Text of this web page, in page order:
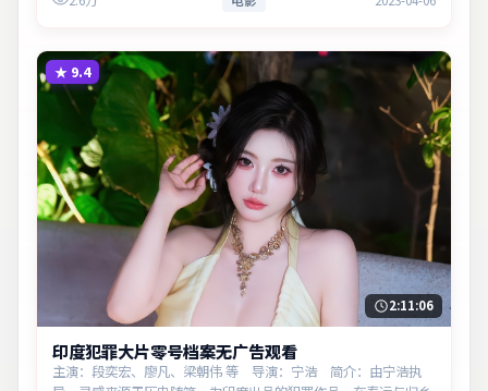
★ 9.4
2:11:06
印度犯罪大片零号档案无广告观看
主演：段奕宏、廖凡、梁朝伟 等 导演：宁浩 简介：由宁浩执